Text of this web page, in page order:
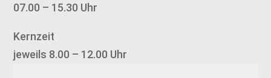
07.00 – 15.30 Uhr
Kernzeit
jeweils 8.00 – 12.00 Uhr